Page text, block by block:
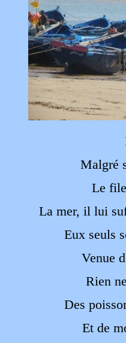
Malgré
Le
La mer, il lui
Eux seuls
Venue
Rien
Des
Et de